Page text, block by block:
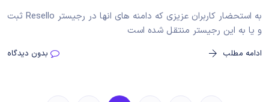
به استحضار کاربران عزیزی که دامنه های انها در رجیستر Resello ثبت
و یا به این رجیستر منتقل شده است
ادامه مطلب بدون دیدگاه